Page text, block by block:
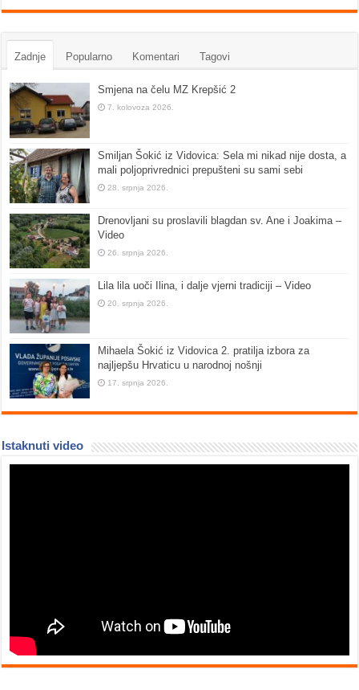
Zadnje Popularno Komentari Tagovi
Smjena na čelu MZ Krepšić 2
7. kolovoza 2026.
Smiljan Šokić iz Vidovica: Sela mi nikad nije dosta, a
mali poljoprivrednici prepušteni su sami sebi
28. srpnja 2026.
Drenovljani su proslavili blagdan sv. Ane i Joakima –
Video
26. srpnja 2026.
Lila lila uoči Ilina, i dalje vjerni tradiciji – Video
20. srpnja 2026.
Mihaela Šokić iz Vidovica 2. pratilja izbora za
najljepšu Hrvaticu u narodnoj nošnji
17. srpnja 2026.
Istaknuti video